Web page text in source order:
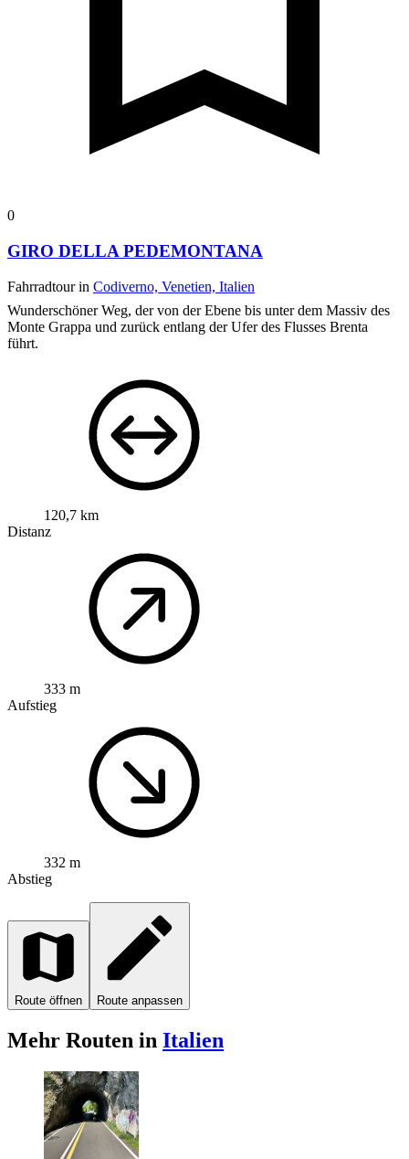
0
GIRO DELLA PEDEMONTANA
Fahrradtour in Codiverno, Venetien, Italien
Wunderschöner Weg, der von der Ebene bis unter dem Massiv des
Monte Grappa und zurück entlang der Ufer des Flusses Brenta
führt.
120,7 km
Distanz
333 m
Aufstieg
332 m
Abstieg
Route öffnen Route anpassen
Mehr Routen in Italien